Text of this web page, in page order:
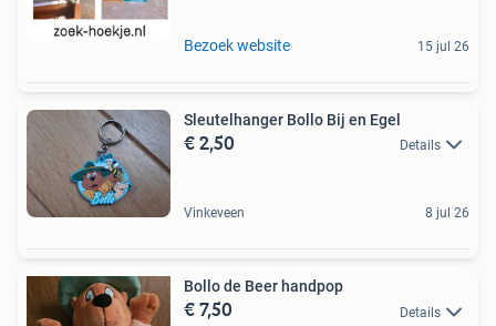
Bezoek website 15 jul 26
Sleutelhanger Bollo Bij en Egel
€ 2,50 Details
Vinkeveen 8 jul 26
Bollo de Beer handpop
€ 7,50 Details